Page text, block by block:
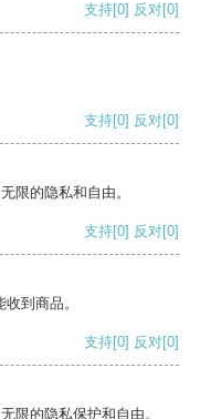
支持[0] 反对[0]
支持[0] 反对[0]
限的隐私和自由。
支持[0] 反对[0]
到商品。
支持[0] 反对[0]
限的隐私保护和自由。